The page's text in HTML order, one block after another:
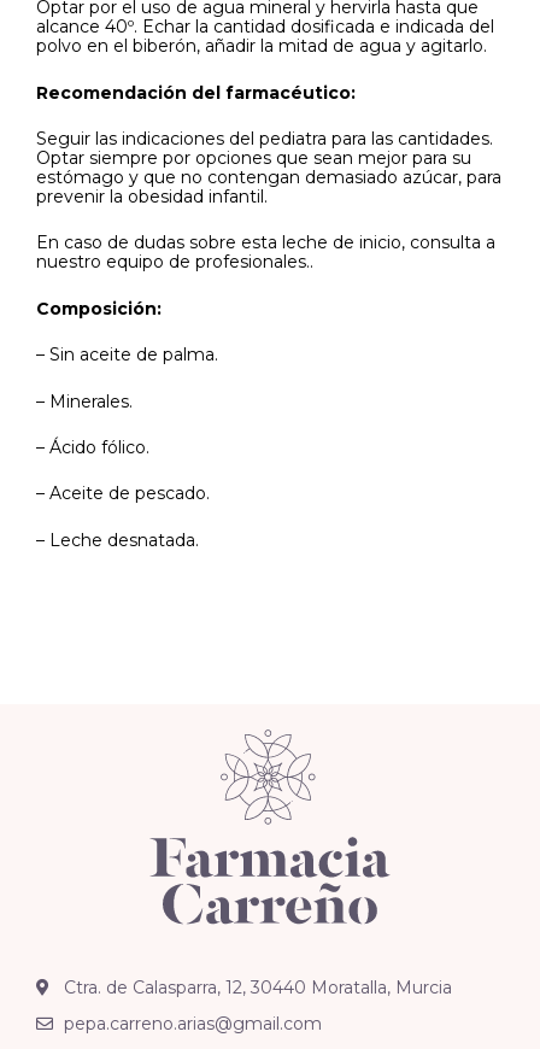
Optar por el uso de agua mineral y hervirla hasta que
alcance 40º. Echar la cantidad dosificada e indicada del
polvo en el biberón, añadir la mitad de agua y agitarlo.
Recomendación del farmacéutico:
Seguir las indicaciones del pediatra para las cantidades.
Optar siempre por opciones que sean mejor para su
estómago y que no contengan demasiado azúcar, para
prevenir la obesidad infantil.
En caso de dudas sobre esta leche de inicio, consulta a
nuestro equipo de profesionales..
Composición:
– Sin aceite de palma.
– Minerales.
– Ácido fólico.
– Aceite de pescado.
– Leche desnatada.
Ctra. de Calasparra, 12, 30440 Moratalla, Murcia
pepa.carreno.arias@gmail.com